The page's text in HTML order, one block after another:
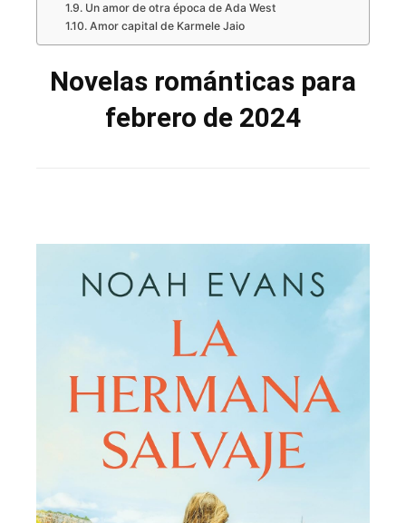
Un amor de otra época de Ada West
Amor capital de Karmele Jaio
Novelas románticas para
febrero de 2024